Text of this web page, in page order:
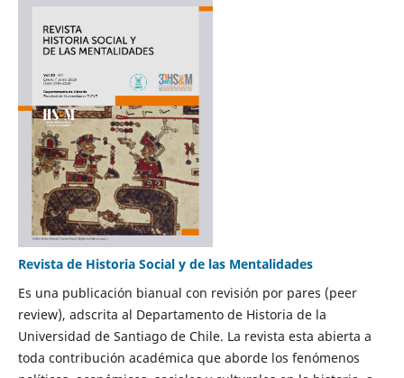
Revista de Historia Social y de las Mentalidades
Es una publicación bianual con revisión por pares (peer
review), adscrita al Departamento de Historia de la
Universidad de Santiago de Chile. La revista esta abierta a
toda contribución académica que aborde los fenómenos